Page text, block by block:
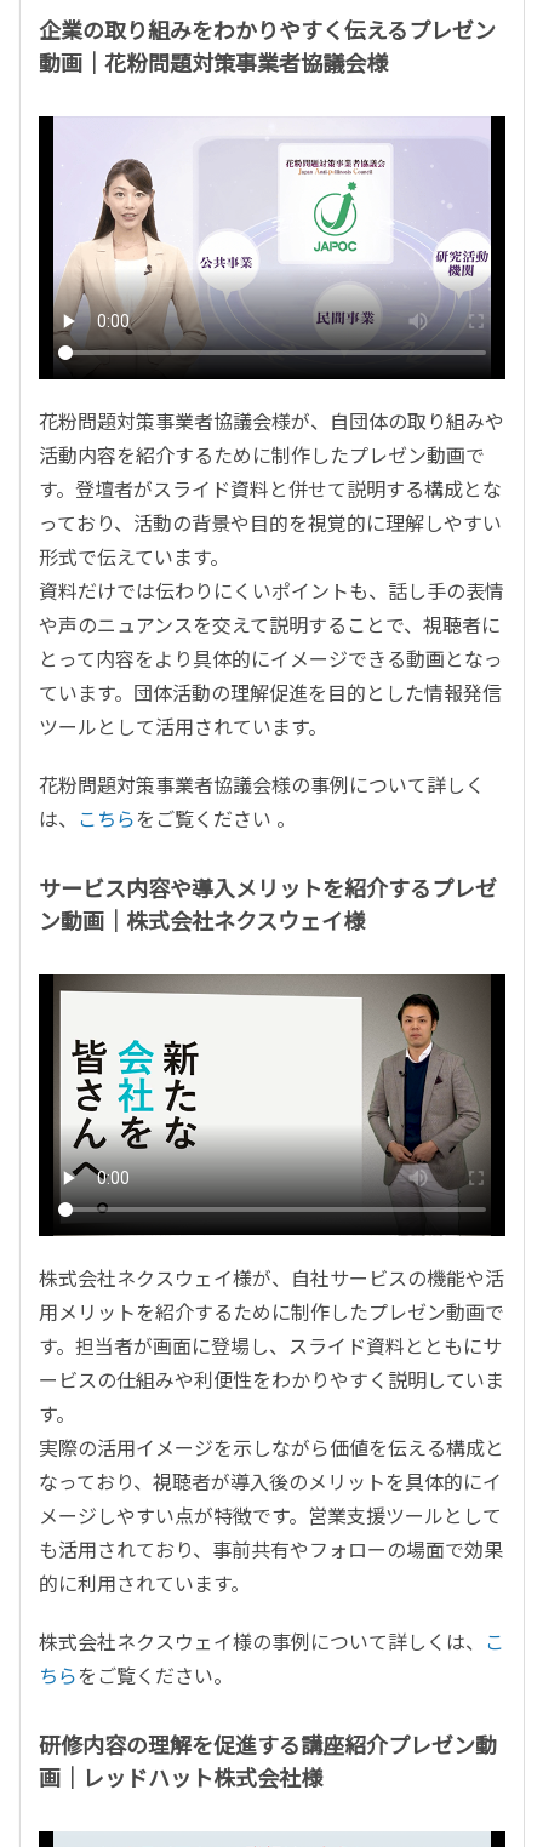
企業の取り組みをわかりやすく伝えるプレゼン
動画｜花粉問題対策事業者協議会様
花粉問題対策事業者協議会様が、自団体の取り組みや
活動内容を紹介するために制作したプレゼン動画で
す。登壇者がスライド資料と併せて説明する構成とな
っており、活動の背景や目的を視覚的に理解しやすい
形式で伝えています。
資料だけでは伝わりにくいポイントも、話し手の表情
や声のニュアンスを交えて説明することで、視聴者に
とって内容をより具体的にイメージできる動画となっ
ています。団体活動の理解促進を目的とした情報発信
ツールとして活用されています。
花粉問題対策事業者協議会様の事例について詳しく
は、 こちらをご覧ください 。
サービス内容や導入メリットを紹介するプレゼ
ン動画｜株式会社ネクスウェイ様
株式会社ネクスウェイ様が、自社サービスの機能や活
用メリットを紹介するために制作したプレゼン動画で
す。担当者が画面に登場し、スライド資料とともにサ
ービスの仕組みや利便性をわかりやすく説明していま
す。
実際の活用イメージを示しながら価値を伝える構成と
なっており、視聴者が導入後のメリットを具体的にイ
メージしやすい点が特徴です。営業支援ツールとして
も活用されており、事前共有やフォローの場面で効果
的に利用されています。
株式会社ネクスウェイ様の事例について詳しくは、 こ
ちらをご覧ください。
研修内容の理解を促進する講座紹介プレゼン動
画｜レッドハット株式会社様